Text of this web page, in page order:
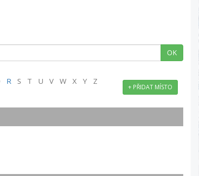
OK
+ PŘIDAT MÍSTO
R S T U V W X Y Z